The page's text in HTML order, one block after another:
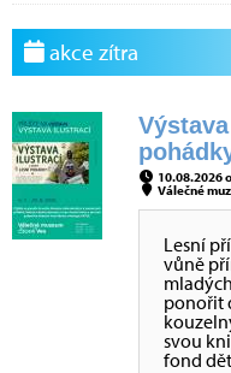
akce zítra
10.08.2026
Válečné
Lesní
vůně
ponořit
svou
fond